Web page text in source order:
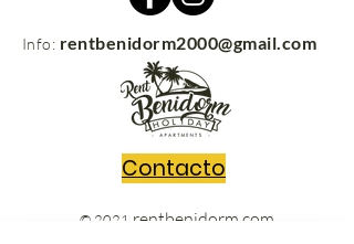
Info: rentbenidorm2000@gmail.com
Contacto
© 2021 rentbenidorm.com